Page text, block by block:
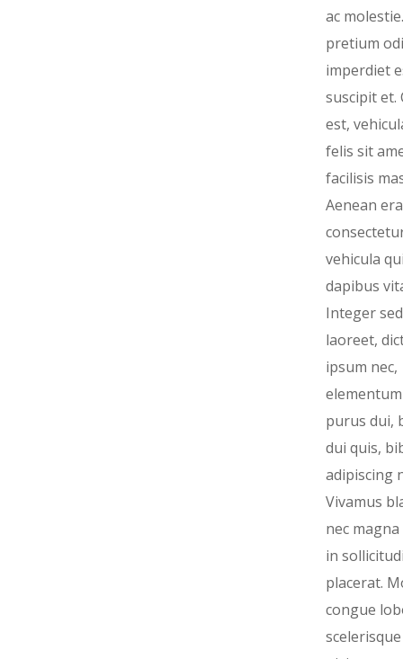
ac
pretium
imperdiet
suscipit et.
est,
felis sit
facilisis
Aenean
vehicula
dapibus
Integer
laoreet,
ipsum nec,
purus dui,
dui quis,
adipiscing
Vivamus
nec
in
placerat.
congue